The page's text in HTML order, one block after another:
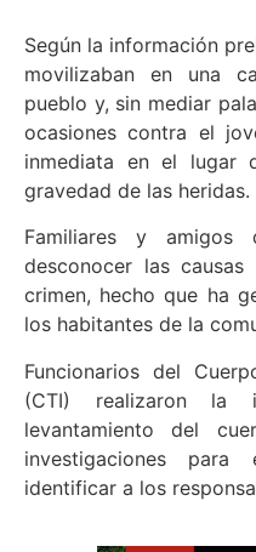
Según la información
movilizaban en una
pueblo y, sin mediar
ocasiones contra el
inmediata en el lugar
gravedad de las heridas.
Familiares y amigos
desconocer las
crimen, hecho que ha
los habitantes de la
Funcionarios del
(CTI) realizaron la
levantamiento del
investigaciones
identificar a los